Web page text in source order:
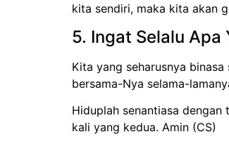
kita sendiri, maka kita akan
5. Ingat Selalu Apa
Kita yang seharusnya
bersama-Nya selama-
Hiduplah senantiasa
kali yang kedua. Amin (CS)